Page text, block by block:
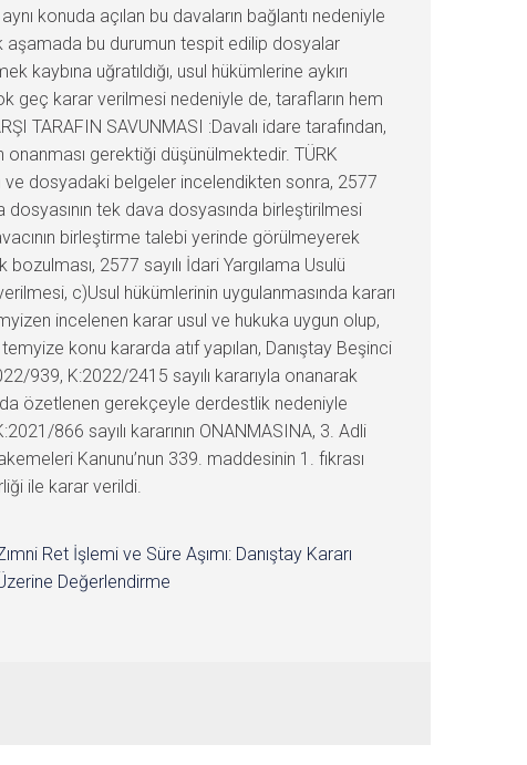
konuda açılan bu davaların bağlantı nedeniyle
aşamada bu durumun tespit edilip dosyalar
uğratıldığı, usul hükümlerine aykırı
geç karar verilmesi nedeniyle de, tarafların hem
TARAFIN SAVUNMASI :Davalı idare tarafından,
onanması gerektiği düşünülmektedir. TÜRK
ve dosyadaki belgeler incelendikten sonra, 2577
dosyasının tek dava dosyasında birleştirilmesi
birleştirme talebi yerinde görülmeyerek
2577 sayılı İdari Yargılama Usulü
c)Usul hükümlerinin uygulanmasında kararı
incelenen karar usul ve hukuka uygun olup,
konu kararda atıf yapılan, Danıştay Beşinci
939, K:2022/2415 sayılı kararıyla onanarak
özetlenen gerekçeyle derdestlik nedeniyle
866 sayılı kararının ONANMASINA, 3. Adli
Kanunu’nun 339. maddesinin 1. fıkrası
ile karar verildi.
Ret İşlemi ve Süre Aşımı: Danıştay Kararı
Değerlendirme